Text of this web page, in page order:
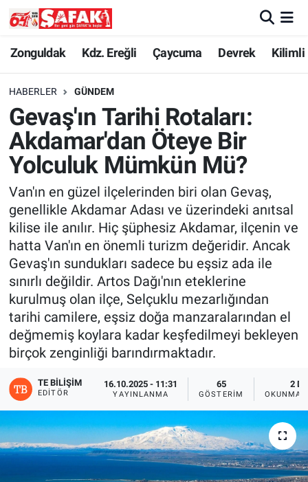
Zonguldak Kdz. Ereğli Çaycuma Devrek Kilimli
HABERLER GÜNDEM
Gevaş'ın Tarihi Rotaları:
Akdamar'dan Öteye Bir
Yolculuk Mümkün Mü?
Van'ın en güzel ilçelerinden biri olan Gevaş,
genellikle Akdamar Adası ve üzerindeki anıtsal
kilise ile anılır. Hiç şüphesiz Akdamar, ilçenin ve
hatta Van'ın en önemli turizm değeridir. Ancak
Gevaş'ın sundukları sadece bu eşsiz ada ile
sınırlı değildir. Artos Dağı'nın eteklerine
kurulmuş olan ilçe, Selçuklu mezarlığından
tarihi camilere, eşsiz doğa manzaralarından el
değmemiş koylara kadar keşfedilmeyi bekleyen
birçok zenginliği barındırmaktadır.
TE BILIŞIM
EDITÖR
16.10.2025 - 11:31
YAYINLANMA
65
GÖSTERIM
2 DK
OKUNMA
Zonguldak
Kdz. Ereğli
Çaycuma
Devrek
Kilimli
Asayiş
Spor
Resmi İlan
Zonguldak Nöbetçi Eczaneler
Zonguldak Hava Durumu
Zonguldak Namaz Vakitleri
Zonguldak Trafik Yoğunluk Haritası
Süper Lig Puan Durumu ve Fikstür
Tüm Manşetler
Son Dakika Haberleri
Haber Arşivi